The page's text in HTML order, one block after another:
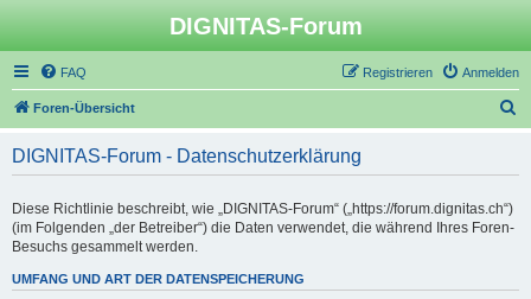
DIGNITAS-Forum
FAQ Anmelden
Registrieren
Foren-Übersicht
DIGNITAS-Forum - Datenschutzerklärung
Diese Richtlinie beschreibt, wie „DIGNITAS-Forum“ („https://forum.dignitas.ch“)
(im Folgenden „der Betreiber“) die Daten verwendet, die während Ihres Foren-
Besuchs gesammelt werden.
UMFANG UND ART DER DATENSPEICHERUNG